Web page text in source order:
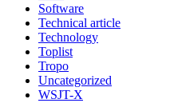
Software
Technical article
Technology
Toplist
Tropo
Uncategorized
WSJT-X